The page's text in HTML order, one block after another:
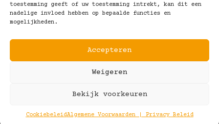
toestemming geeft of uw toestemming intrekt, kan dit een
nadelige invloed hebben op bepaalde functies en
mogelijkheden.
Accepteren
Weigeren
Bekijk voorkeuren
CookiebeleidAlgemene Voorwaarden | Privacy Beleid
Copyright © 2025 Koot Brillen
Algemene Voorwaarden